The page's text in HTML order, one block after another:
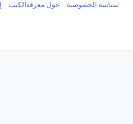
سياسة الخصوصية حول معرفةالكتب